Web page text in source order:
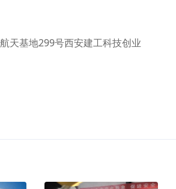
天基地299号西安建工科技创业